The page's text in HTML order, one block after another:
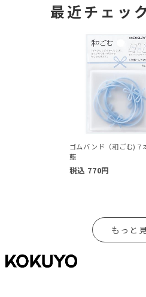
最近チェッ
ゴムバンド（和ごむ)７
藍
税込 770円
もっと